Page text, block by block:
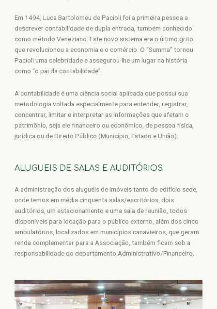
Em 1494, Luca Bartolomeu de Pacioli foi a primeira pessoa a
descrever contabilidade de dupla entrada, também conhecido
como método Veneziano. Este novo sistema era o último grito
que revolucionou a economia e o comércio. O “Summa” tornou
Pacioli uma celebridade e assegurou-lhe um lugar na história
como “o pai da contabilidade”.
A contabilidade é uma ciência social aplicada que possui sua
metodologia voltada especialmente para entender, registrar,
concentrar, limitar e interpretar as informações que afetam o
patrimônio, seja ele financeiro ou econômico, de pessoa física,
jurídica ou de Direito Público (Município, Estado e União).
ALUGUEIS DE SALAS E AUDITÓRIOS
A administração dos aluguéis de imóveis tanto do edifício sede,
onde temos em média cinquenta salas/escritórios, dois
auditórios, um estacionamento e uma sala de reunião, todos
disponíveis para locação para o público externo, além dos cinco
ambulatórios, localizados em municípios canavieiros, que geram
renda complementar para a Associação, também ficam sob a
responsabilidade do departamento Administrativo/Financeiro.